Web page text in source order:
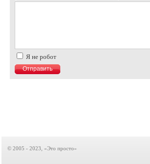
Я не робот
© 2005 - 2023, «Это просто»